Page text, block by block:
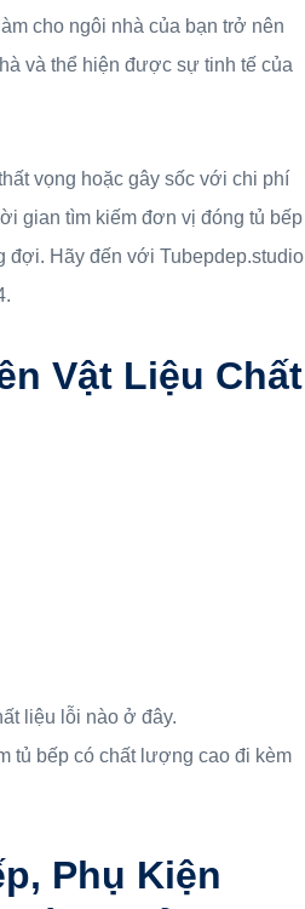
cho ngôi nhà của bạn trở nên
và thể hiện được sự tinh tế của
vọng hoặc gây sốc với chi phí
gian tìm kiếm đơn vị đóng tủ bếp
đợi. Hãy đến với Tubepdep.studio
Vật Liệu Chất
liệu lỗi nào ở đây.
tủ bếp có chất lượng cao đi kèm
Phụ Kiện